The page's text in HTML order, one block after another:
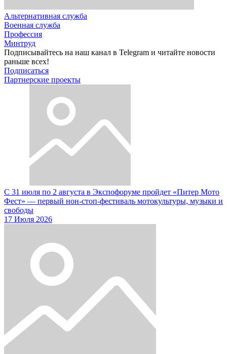
Альтернативная служба
Военная служба
Профессия
Минтруд
Подписывайтесь на наш канал в Telegram и читайте новости
раньше всех!
Подписаться
Партнерские проекты
С 31 июля по 2 августа в Экспофоруме пройдет «Питер Мото
Фест» — первый нон-стоп-фестиваль мотокультуры, музыки и
свободы
17 Июля 2026